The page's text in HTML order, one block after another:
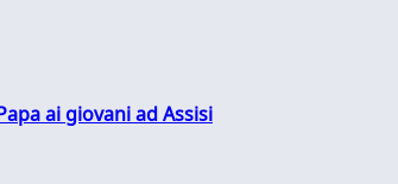
ai giovani ad Assisi